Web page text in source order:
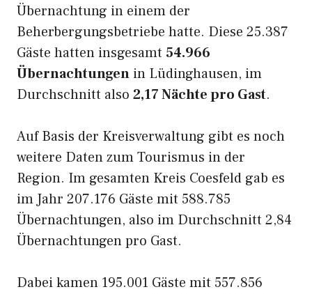
Übernachtung in einem der
Beherbergungsbetriebe hatte. Diese 25.387
Gäste hatten insgesamt 54.966
Übernachtungen in Lüdinghausen, im
Durchschnitt also 2,17 Nächte pro Gast.
Auf Basis der Kreisverwaltung gibt es noch
weitere Daten zum Tourismus in der
Region. Im gesamten Kreis Coesfeld gab es
im Jahr 207.176 Gäste mit 588.785
Übernachtungen, also im Durchschnitt 2,84
Übernachtungen pro Gast.
Dabei kamen 195.001 Gäste mit 557.856